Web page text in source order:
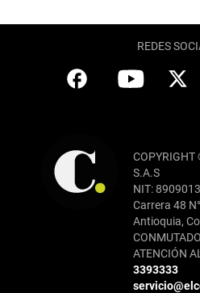
REDES
S.A.S
NIT:
Carrera 48
Antioquia,
ATENCIÓN
3393333